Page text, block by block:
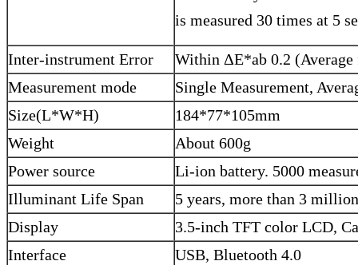
is measured 30 times at 5
Inter-instrument Error
Within ΔE*ab 0.2
Measurement mode
Single Measurement,
Size(L*W*H)
184*77*105mm
Weight
About 600g
Power source
Li-ion battery. 5000
Illuminant Life Span
5 years, more than 3
Display
3.5-inch TFT color LCD,
Interface
USB, Bluetooth 4.0